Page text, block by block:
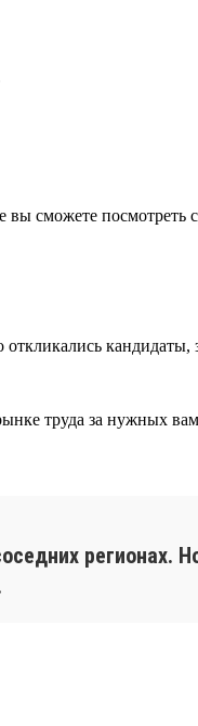
вы сможете посмотреть
кандидаты,
труда за нужных
регионах.